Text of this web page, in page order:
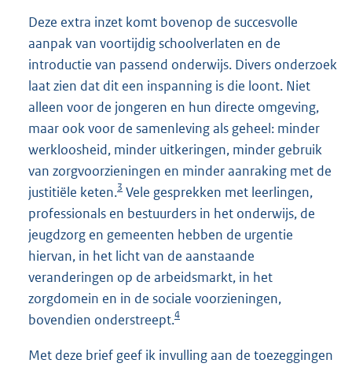
Deze extra inzet komt bovenop de succesvolle
aanpak van voortijdig schoolverlaten en de
introductie van passend onderwijs. Divers onderzoek
laat zien dat dit een inspanning is die loont. Niet
alleen voor de jongeren en hun directe omgeving,
maar ook voor de samenleving als geheel: minder
werkloosheid, minder uitkeringen, minder gebruik
van zorgvoorzieningen en minder aanraking met de
justitiële keten.3 Vele gesprekken met leerlingen,
professionals en bestuurders in het onderwijs, de
jeugdzorg en gemeenten hebben de urgentie
hiervan, in het licht van de aanstaande
veranderingen op de arbeidsmarkt, in het
zorgdomein en in de sociale voorzieningen,
bovendien onderstreept.4
Met deze brief geef ik invulling aan de toezeggingen